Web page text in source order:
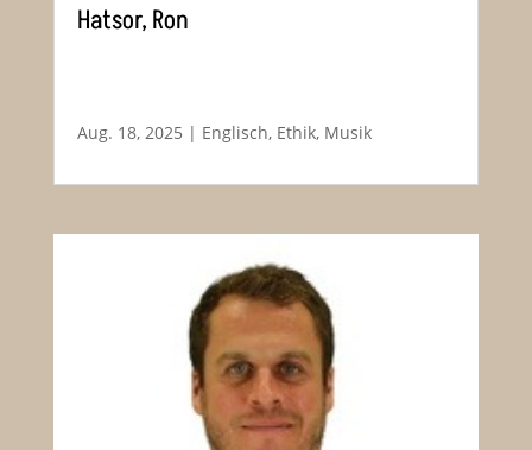
Hatsor, Ron
Aug. 18, 2025 | Englisch, Ethik, Musik